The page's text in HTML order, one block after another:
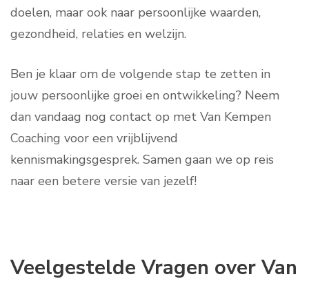
doelen, maar ook naar persoonlijke waarden,
gezondheid, relaties en welzijn.
Ben je klaar om de volgende stap te zetten in
jouw persoonlijke groei en ontwikkeling? Neem
dan vandaag nog contact op met Van Kempen
Coaching voor een vrijblijvend
kennismakingsgesprek. Samen gaan we op reis
naar een betere versie van jezelf!
Veelgestelde Vragen over Van